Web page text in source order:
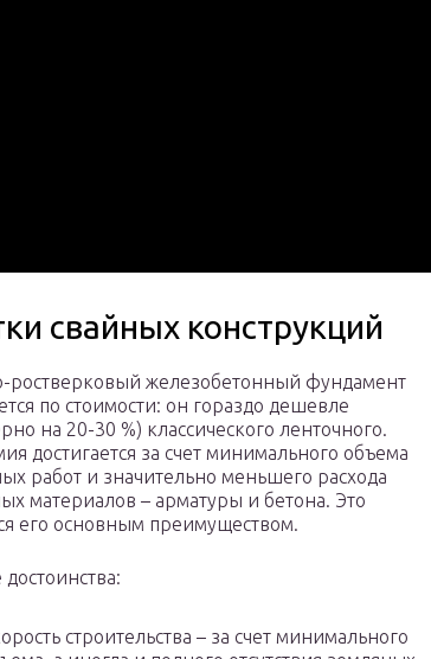
свайных конструкций
ростверковый железобетонный фундамент
по стоимости: он гораздо дешевле
на 20-30 %) классического ленточного.
достигается за счет минимального объема
работ и значительно меньшего расхода
материалов – арматуры и бетона. Это
его основным преимуществом.
строительства – за счет минимального